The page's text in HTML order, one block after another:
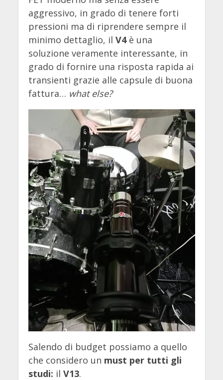
aggressivo, in grado di tenere forti
pressioni ma di riprendere sempre il
minimo dettaglio, il V4è una
soluzione veramente interessante, in
grado di fornire una risposta rapida ai
transienti grazie alle capsule di buona
fattura… what else?
Salendo di budget possiamo a quello
che considero un must per tutti gli
studi: il V13.